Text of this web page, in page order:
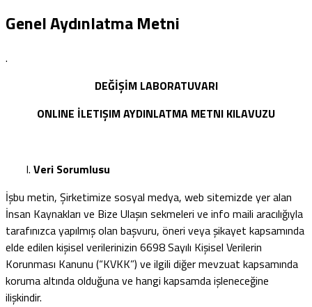
Genel Aydınlatma Metni
.
DEĞİŞİM LABORATUVARI
ONLINE İLETIŞIM AYDINLATMA METNI KILAVUZU
Veri Sorumlusu
İşbu metin, Şirketimize sosyal medya, web sitemizde yer alan
İnsan Kaynakları ve Bize Ulaşın sekmeleri ve info maili aracılığıyla
tarafınızca yapılmış olan başvuru, öneri veya şikayet kapsamında
elde edilen kişisel verilerinizin 6698 Sayılı Kişisel Verilerin
Korunması Kanunu (“KVKK”) ve ilgili diğer mevzuat kapsamında
koruma altında olduğuna ve hangi kapsamda işleneceğine
ilişkindir.